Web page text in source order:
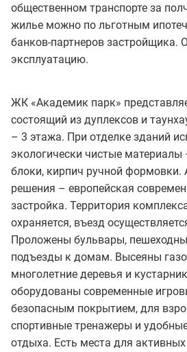
общественном транспорте за
жилье можно по льготным
банков-партнеров застройщика.
эксплуатацию.
ЖК «Академик парк»
состоящий из дуплексов и
– 3 этажа. При отделке зданий
экологически чистые материалы
блоки, кирпич ручной формовки.
решения – европейская
застройка. Территория
охраняется, въезд
Проложены бульвары,
подъезды к домам. Высеяны
многолетние деревья и
оборудованы современные
безопасным покрытием, для
спортивные тренажеры и
отдыха. Есть места для